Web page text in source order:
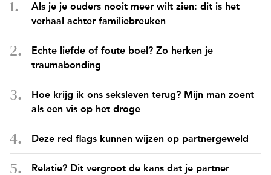
Als je je ouders nooit meer wilt zien: dit is het
verhaal achter familiebreuken
Echte liefde of foute boel? Zo herken je
traumabonding
Hoe krijg ik ons seksleven terug? Mijn man zoent
als een vis op het droge
Deze red flags kunnen wijzen op partnergeweld
Relatie? Dit vergroot de kans dat je partner